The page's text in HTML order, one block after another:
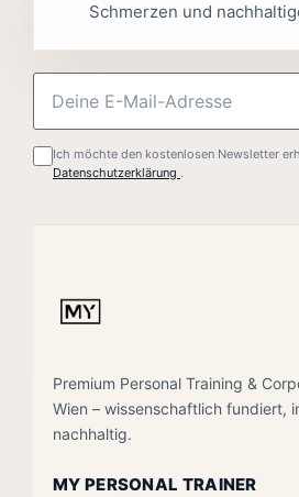
Schmerzen und
Ich möchte den kostenlosen Newsletter
Datenschutzerklärung .
Premium Personal Training &
Wien – wissenschaftlich fundiert,
nachhaltig.
MY PERSONAL TRAINER